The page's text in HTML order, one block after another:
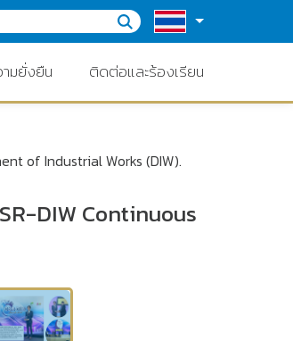
ามยั่งยืน ติดต่อและร้องเรียน
of Industrial Works (DIW).
DIW Continuous